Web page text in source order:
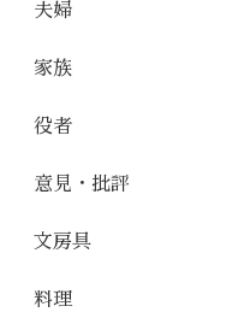
夫婦
家族
役者
意見・批評
文房具
料理